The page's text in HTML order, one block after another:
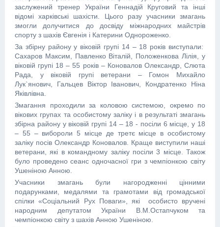
заслужений тренер України Геннадій Круговий та інші
відомі харківські шахісти. Цього разу учасники змагань
змогли долучитися до досвіду міжнародних майстрів
спорту з шахів Євгенія і Катерини Однороженко.
За збірну району у віковій групі 14 – 18 років виступали:
Сахаров Максим, Павленко Віталій, Положенкова Лілія, у
віковій групі 18 – 55 років – Коновалов Олександр, Слюта
Рада, у віковій групі ветерани – Гомон Михайло
Лук`янович, Гальцев Віктор Іванович, Кондратенко Ніна
Яківлівна.
Змагання проходили за коловою системою, окремо по
вікових групах та особистому заліку і в результаті змагань
збірна району у віковій групі 14 – 18 - посіли 6 місце, у 18
– 55 – вибороли 5 місце де третє місце в особистому
заліку посів Олександр Коновалов. Краще виступили наші
ветерани, які в командному заліку посіли 3 місце. Також
було проведено сеанс одночасної гри з чемпіонкою світу
Ушеніною Анною.
Учасники змагань були нагородженні цінними
подарунками, медалями та грамотами від громадської
спілки «Соціальний Рух Поваги», які особисто вручені
народним депутатом України В.М.Остапчуком та
чемпіонкою світу з шахів Анною Ушеніною.